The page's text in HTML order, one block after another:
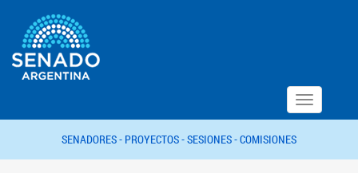
Toggle
navigation
SENADORES - PROYECTOS -SESIONES -COMISIONES